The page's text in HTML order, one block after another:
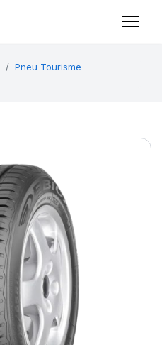
Pneu Tourisme